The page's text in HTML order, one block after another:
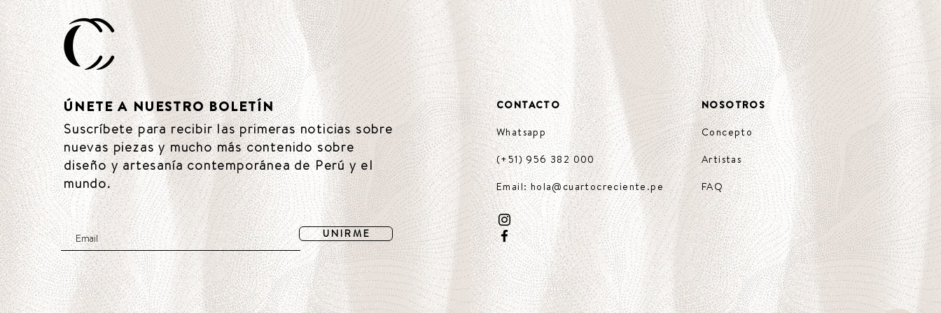
ÚNETE A NUESTRO BOLETÍN
Suscríbete para recibir las primeras noticias sobre
nuevas piezas y mucho más contenido sobre
diseño y artesanía contemporánea de Perú y el
mundo.
U N I R M E
CONTACTO
Whatsapp
(+51) 956 382 000
Email: hola@cuartocreciente.pe
NOSOTROS
Concepto
Artistas
FAQ